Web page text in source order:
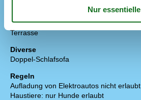
Parken auf dem Grundstück
Terrasse
Diverse
Doppel-Schlafsofa
Regeln
Aufladung von Elektroautos nicht erlaubt
Haustiere: nur Hunde erlaubt